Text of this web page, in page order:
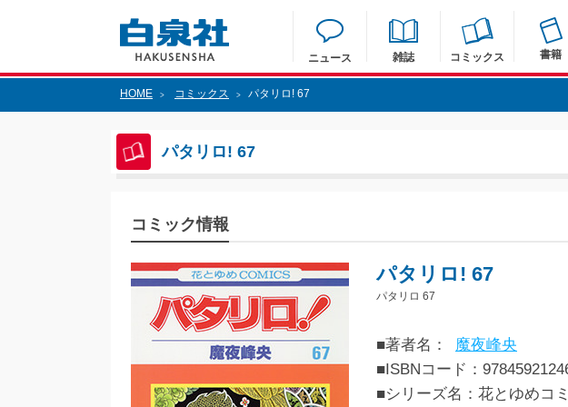
ニュース 雑誌 コミックス 書籍
HOME > コミックス > パタリロ! 67
パタリロ! 67
コミック情報
パタリロ! 67
パタリロ 67
■著者名：
魔夜峰央
■ISBNコード：
■シリーズ名：花とゆめコ